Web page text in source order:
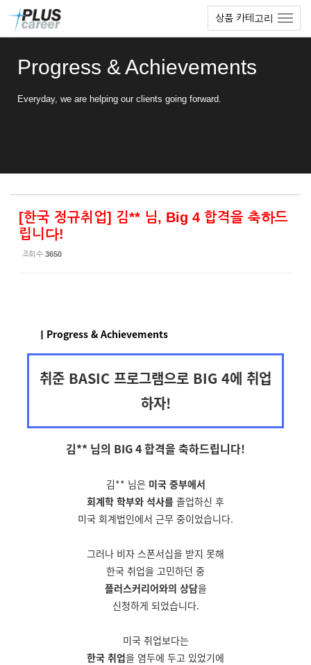
상품 카테고리
Progress & Achievements
Everyday, we are helping our clients going forward.
[한국 정규취업] 김** 님, Big 4 합격을 축하드
립니다!
조회 수 3650
ㅣProgress & Achievements
취준 BASIC 프로그램으로 BIG 4에 취업
하자!
김** 님의 BIG 4 합격을 축하드립니다!
김** 님은 미국 중부에서
회계학 학부와 석사를 졸업하신 후
미국 회계법인에서 근무 중이었습니다.
그러나 비자 스폰서십을 받지 못해
한국 취업을 고민하던 중
플러스커리어와의 상담을
신청하게 되었습니다.
미국 취업보다는
한국 취업을 염두에 두고 있었기에